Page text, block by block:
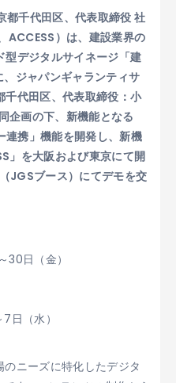
都千代田区、代表取締役 社
ACCESS）は、建設業界の
型デジタルサイネージ「建
ジャパンギャランティサ
千代田区、代表取締役：小
企画の下、新機能となる
連携」機能を開発し、新機
」を大阪および東京にて開
JGSブース）にてデモを交
30日（金）
～7日（水）
のニーズに特化したデジタ